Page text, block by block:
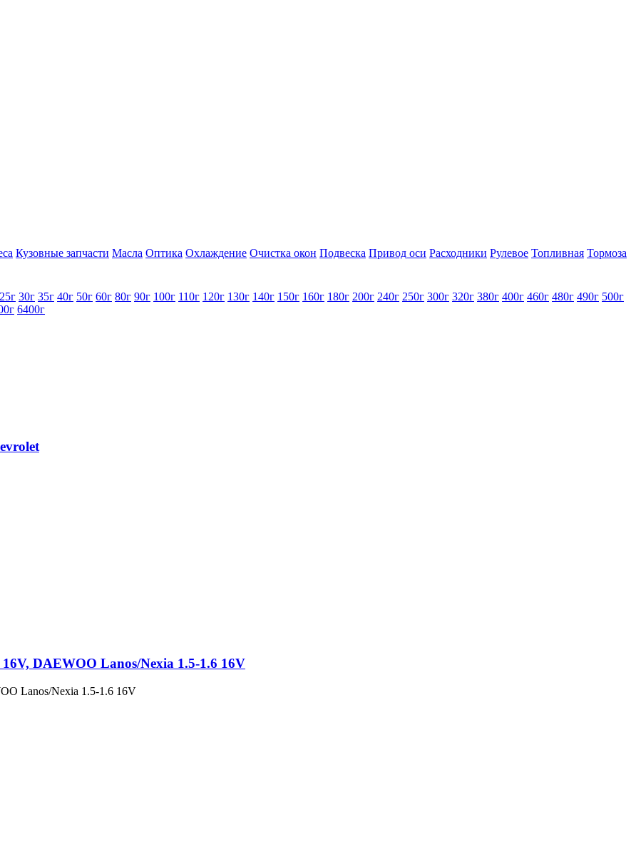
Кузовные запчасти Масла Оптика Охлаждение Очистка окон Подвеска Привод оси Расходники Рулевое Топливная Тормоза
25г 30г 35г 40г 50г 60г 80г 90г 100г 110г 120г 130г 140г 150г 160г 180г 200г 240г 250г 300г 320г 380г 400г 460г 480г 490г 500г
6400г
DAEWOO Lanos/Nexia 1.5-1.6 16V
Lanos/Nexia 1.5-1.6 16V